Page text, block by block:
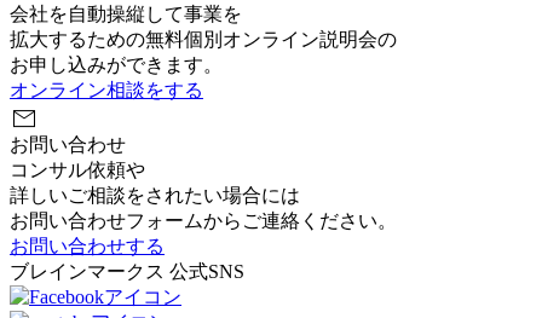
会社を自動操縦して事業を
拡大するための無料個別オンライン説明会の
お申し込みができます。
オンライン相談をする
mail
お問い合わせ
コンサル依頼や
詳しいご相談をされたい場合には
お問い合わせフォームからご連絡ください。
お問い合わせする
ブレインマークス 公式SNS